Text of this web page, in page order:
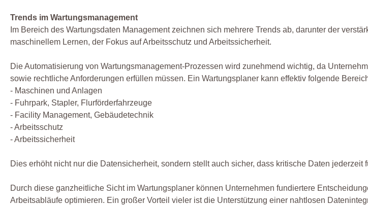
Trends im Wartungsmanagement
Im Bereich des Wartungsdaten Management zeichnen sich mehrere Trends ab, darunter der
maschinellem Lernen, der Fokus auf Arbeitsschutz und Arbeitssicherheit.
Die Automatisierung von Wartungsmanagement-Prozessen wird zunehmend wichtig, da
sowie rechtliche Anforderungen erfüllen müssen. Ein Wartungsplaner kann effektiv folgende
- Maschinen und Anlagen
- Fuhrpark, Stapler, Flurförderfahrzeuge
- Facility Management, Gebäudetechnik
- Arbeitsschutz
- Arbeitssicherheit
Dies erhöht nicht nur die Datensicherheit, sondern stellt auch sicher, dass kritische Daten
Durch diese ganzheitliche Sicht im Wartungsplaner können Unternehmen fundiertere
Arbeitsabläufe optimieren. Ein großer Vorteil vieler ist die Unterstützung einer nahtlosen